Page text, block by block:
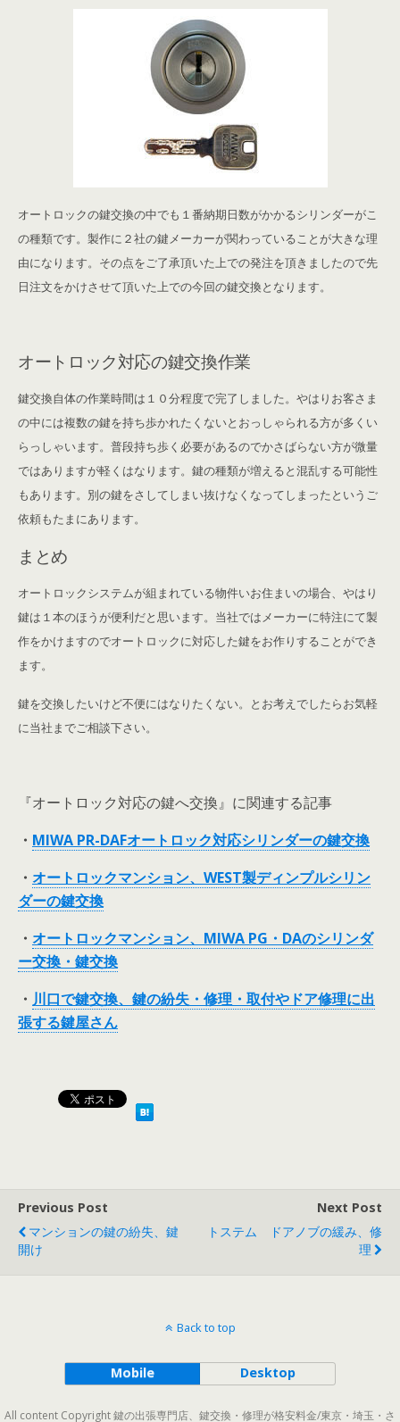
オートロックの鍵交換の中でも１番納期日数がかかるシリンダーがこ
の種類です。製作に２社の鍵メーカーが関わっていることが大きな理
由になります。その点をご了承頂いた上での発注を頂きましたので先
日注文をかけさせて頂いた上での今回の鍵交換となります。
オートロック対応の鍵交換作業
鍵交換自体の作業時間は１０分程度で完了しました。やはりお客さま
の中には複数の鍵を持ち歩かれたくないとおっしゃられる方が多くい
らっしゃいます。普段持ち歩く必要があるのでかさばらない方が微量
ではありますが軽くはなります。鍵の種類が増えると混乱する可能性
もあります。別の鍵をさしてしまい抜けなくなってしまったというご
依頼もたまにあります。
まとめ
オートロックシステムが組まれている物件いお住まいの場合、やはり
鍵は１本のほうが便利だと思います。当社ではメーカーに特注にて製
作をかけますのでオートロックに対応した鍵をお作りすることができ
ます。
鍵を交換したいけど不便にはなりたくない。とお考えでしたらお気軽
に当社までご相談下さい。
『オートロック対応の鍵へ交換』に関連する記事
・ MIWA PR-DAFオートロック対応シリンダーの鍵交換
・ オートロックマンション、WEST製ディンプルシリン
ダーの鍵交換
・ オートロックマンション、MIWA PG・DAのシリンダ
ー交換・鍵交換
・ 川口で鍵交換、鍵の紛失・修理・取付やドア修理に出
張する鍵屋さん
Previous Post
マンションの鍵の紛失、鍵
開け
Next Post
トステム ドアノブの緩み、修
理
Back to top
Mobile Desktop
All content Copyright 鍵の出張専門店、鍵交換・修理が格安料金/東京・埼玉・さ